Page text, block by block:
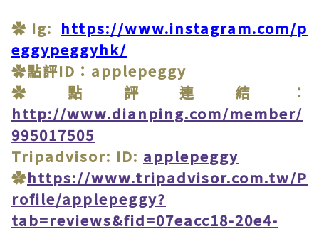
✿Ig: https://www.instagram.com/p
eggypeggyhk/
✿點評ID：applepeggy
✿點評連結：
http://www.dianping.com/member/
995017505
Tripadvisor: ID: applepeggy
✿https://www.tripadvisor.com.tw/P
rofile/applepeggy?
tab=reviews&fid=07eacc18-20e4-